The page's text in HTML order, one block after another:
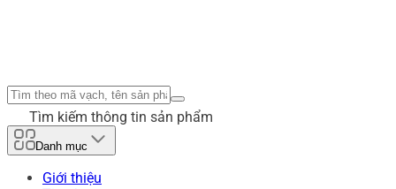
Tìm kiếm thông tin sản phẩm
Danh mục
Giới thiệu